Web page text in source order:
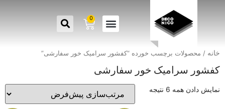
0
خانه / محصولات برچسب خورده “کفشور سرامیک خور سفارشی”
کفشور سرامیک خور سفارشی
نمایش دادن همه 6 نتیجه